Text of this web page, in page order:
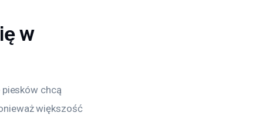
w
piesków chcą
większość